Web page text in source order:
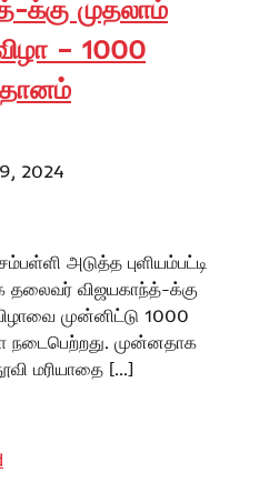
க்கு முதலாம்
– 1000
2024
அடுத்த புளியம்பட்டி
தலைவர் விஜயகாந்த்-க்கு
முன்னிட்டு 1000
நடைபெற்றது. முன்னதாக
மரியாதை […]